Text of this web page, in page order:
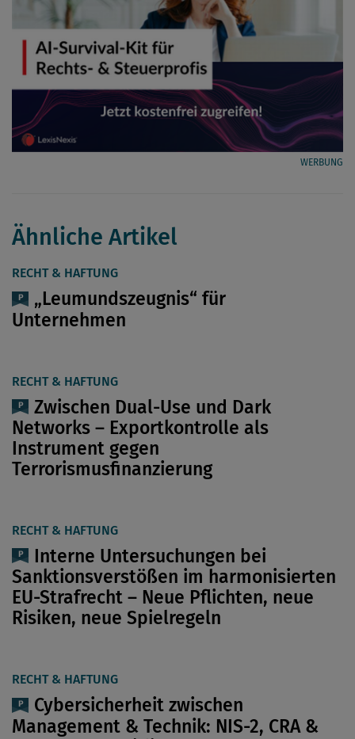
WERBUNG
Ähnliche Artikel
RECHT & HAFTUNG
„Leumundszeugnis“ für
Unternehmen
RECHT & HAFTUNG
Zwischen Dual-Use und Dark
Networks – Exportkontrolle als
Instrument gegen
Terrorismusfinanzierung
RECHT & HAFTUNG
Interne Untersuchungen bei
Sanktionsverstößen im harmonisierten
EU-Strafrecht – Neue ­Pflichten, neue
Risiken, neue Spielregeln
RECHT & HAFTUNG
Cybersicherheit zwischen
Management & Technik: NIS-2, CRA &